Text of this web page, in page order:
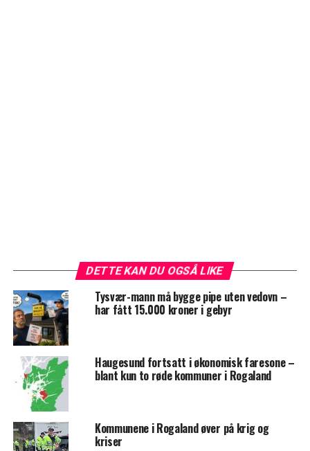
DETTE KAN DU OGSÅ LIKE
Tysvær-mann må bygge pipe uten vedovn –
har fått 15.000 kroner i gebyr
Haugesund fortsatt i økonomisk faresone –
blant kun to røde kommuner i Rogaland
Kommunene i Rogaland øver på krig og
kriser